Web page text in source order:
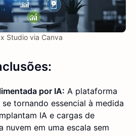
Studio via Canva
por IA: A plataforma
tornando essencial à medida
IA e cargas de
nuvem em uma escala sem